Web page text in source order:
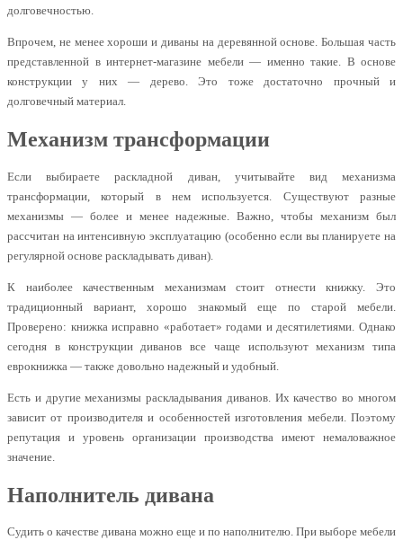
долговечностью.
Впрочем, не менее хороши и диваны на деревянной основе. Большая часть
представленной в интернет-магазине мебели — именно такие. В основе
конструкции у них — дерево. Это тоже достаточно прочный и
долговечный материал.
Механизм трансформации
Если выбираете раскладной диван, учитывайте вид механизма
трансформации, который в нем используется. Существуют разные
механизмы — более и менее надежные. Важно, чтобы механизм был
рассчитан на интенсивную эксплуатацию (особенно если вы планируете на
регулярной основе раскладывать диван).
К наиболее качественным механизмам стоит отнести книжку. Это
традиционный вариант, хорошо знакомый еще по старой мебели.
Проверено: книжка исправно «работает» годами и десятилетиями. Однако
сегодня в конструкции диванов все чаще используют механизм типа
еврокнижка — также довольно надежный и удобный.
Есть и другие механизмы раскладывания диванов. Их качество во многом
зависит от производителя и особенностей изготовления мебели. Поэтому
репутация и уровень организации производства имеют немаловажное
значение.
Наполнитель дивана
Судить о качестве дивана можно еще и по наполнителю. При выборе мебели